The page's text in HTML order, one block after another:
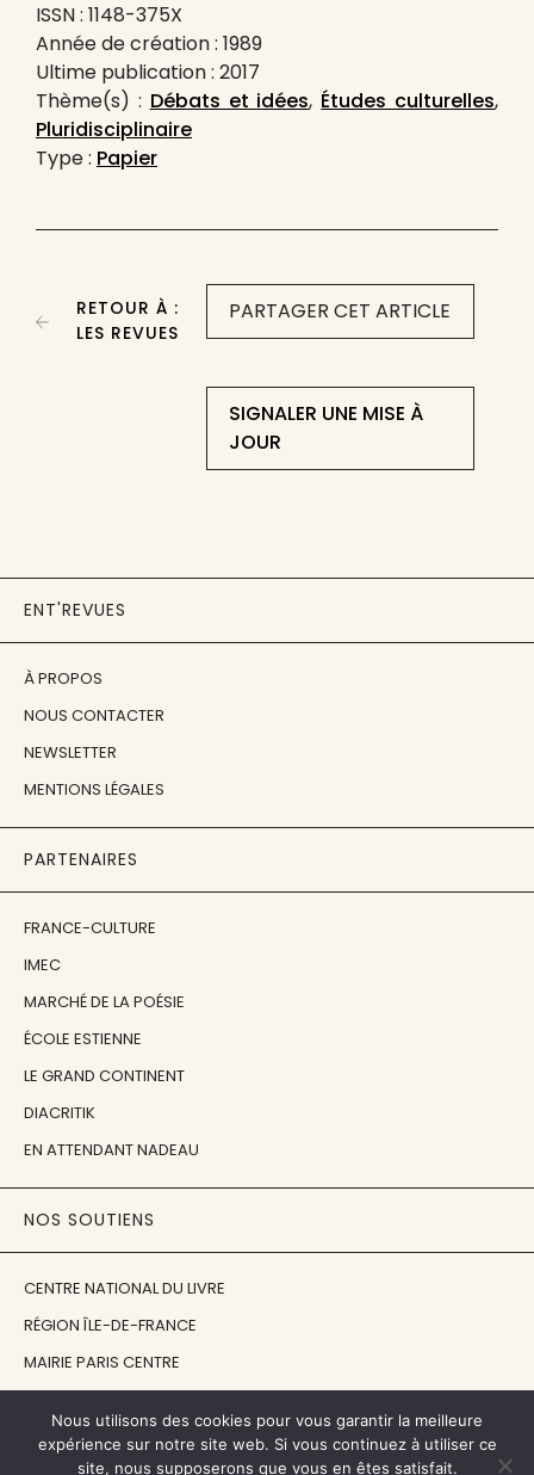
ISSN : 1148-375X
Année de création : 1989
Ultime publication : 2017
Thème(s) : Débats et idées, Études culturelles,
Pluridisciplinaire
Type : Papier
PARTAGER CET ARTICLE
SIGNALER UNE MISE À
JOUR
RETOUR À :
LES REVUES
ENT'REVUES
À PROPOS
NOUS CONTACTER
NEWSLETTER
MENTIONS LÉGALES
PARTENAIRES
FRANCE-CULTURE
IMEC
MARCHÉ DE LA POÉSIE
ÉCOLE ESTIENNE
LE GRAND CONTINENT
DIACRITIK
EN ATTENDANT NADEAU
NOS SOUTIENS
CENTRE NATIONAL DU LIVRE
RÉGION ÎLE-DE-FRANCE
MAIRIE PARIS CENTRE
FONDATION JAN MICHALSKI
Nous utilisons des cookies pour vous garantir la meilleure
expérience sur notre site web. Si vous continuez à utiliser ce
site, nous supposerons que vous en êtes satisfait.